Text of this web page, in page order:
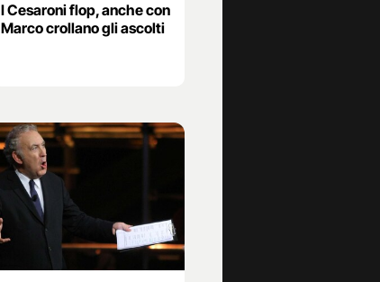
I Cesaroni flop, anche con
Marco crollano gli ascolti